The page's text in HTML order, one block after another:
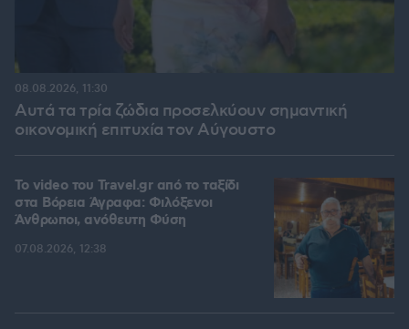
Αυτά τα τρία ζώδια προσελκύουν σημαντική
οικονομική επιτυχία τον Αύγουστο
08.08.2026, 11:30
To video του Travel.gr από το ταξίδι
στα Βόρεια Άγραφα: Φιλόξενοι
Άνθρωποι, ανόθευτη Φύση
07.08.2026, 12:38